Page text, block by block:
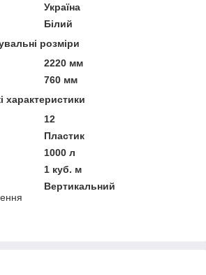
Україна
Білий
розміри
2220 мм
760 мм
характеристики
12
Пластик
1000 л
1 куб. м
Вертикальний